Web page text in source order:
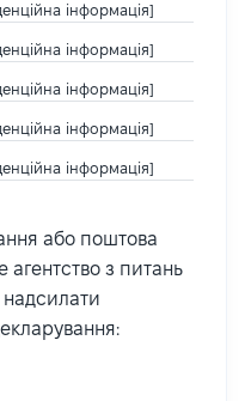
інформація]
інформація]
інформація]
інформація]
інформація]
або поштова
агентство з питань
надсилати